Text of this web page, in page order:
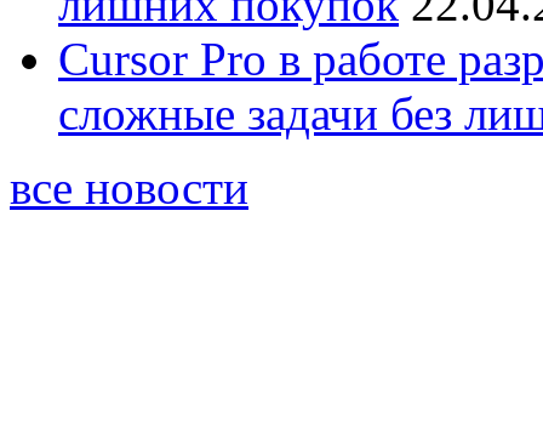
Cursor Pro в работе
сложные задачи без
все новости